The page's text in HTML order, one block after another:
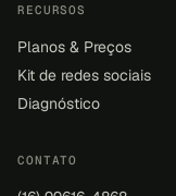
RECURSOS
Planos & Preços
Kit de redes sociais
Diagnóstico
CONTATO